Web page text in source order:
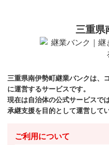
三重県
三重県南伊勢町継業バンクは、
に運営するサービスです。
現在は自治体の公式サービスで
承継支援を目的として運営してい
ご利用について